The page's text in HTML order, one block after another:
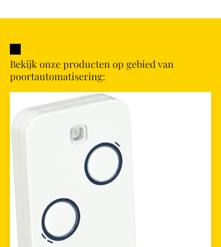
Bekijk onze producten op gebied van
poortautomatisering: